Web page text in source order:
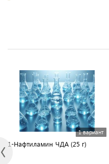
1 вариант
1-Нафтиламин ЧДА (25 г)